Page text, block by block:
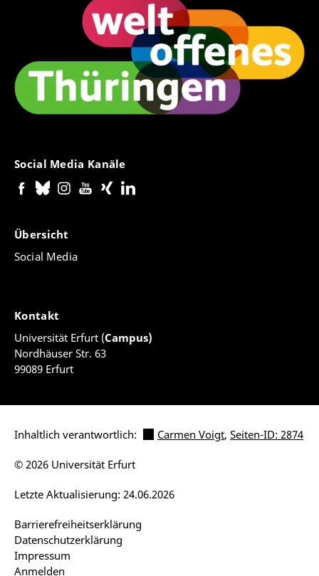
Social Media Kanäle
Übersicht
Social Media
Kontakt
Universität Erfurt (Campus)
Nordhäuser Str. 63
99089 Erfurt
Inhaltlich verantwortlich: Carmen Voigt, Seiten-ID: 2874
Barrierefreiheitserklärung
Datenschutzerklärung
Impressum
Anmelden
Letzte Aktualisierung: 24.06.2026
© 2026 Universität Erfurt